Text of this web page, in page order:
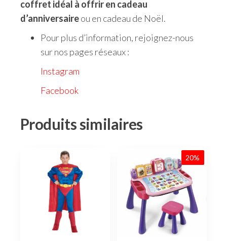
coffret idéal à offrir en cadeau
d’anniversaireou en cadeau de Noël.
Pour plus d’information, rejoignez-nous
sur nos pages réseaux :
Instagram
Facebook
Produits similaires
20%